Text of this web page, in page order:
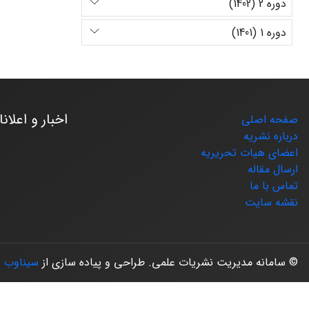
دوره 2 (1402)
دوره 1 (1401)
صفحه اصلی
درباره نشریه
اعضای هیات تحریریه
ارسال مقاله
تماس با ما
نقشه سایت
اخبار و
© سامانه مدیریت نشریات علمی. طراحی و پیاده سازی از سیناوب